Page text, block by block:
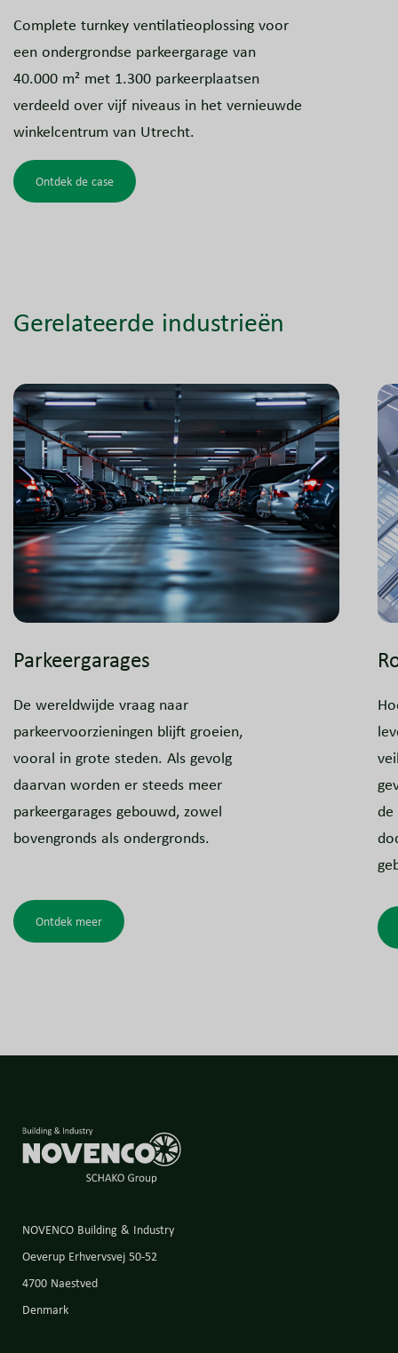
Complete turnkey ventilatieoplossing voor
een ondergrondse parkeergarage van
40.000 m² met 1.300 parkeerplaatsen
verdeeld over vijf niveaus in het vernieuwde
winkelcentrum van Utrecht.
Ontdek de case
Gerelateerde industrieën
Parkeergarages
De wereldwijde vraag naar
parkeervoorzieningen blijft groeien,
vooral in grote steden. Als gevolg
daarvan worden er steeds meer
parkeergarages gebouwd, zowel
bovengronds als ondergronds.
Ontdek meer
NOVENCO Building & Industry
Oeverup Erhvervsvej 50-52
4700 Naestved
Denmark